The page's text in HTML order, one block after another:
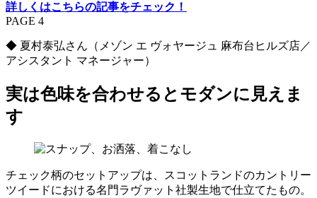
詳しくはこちらの記事をチェック！
PAGE 4
◆ 夏村泰弘さん（メゾン エ ヴォヤージュ 麻布台ヒルズ店／
アシスタント マネージャー）
実は色味を合わせるとモダンに見えま
す
チェック柄のセットアップは、スコットランドのカントリー
ツイードにおける名門ラヴァット社製生地で仕立てたもの。